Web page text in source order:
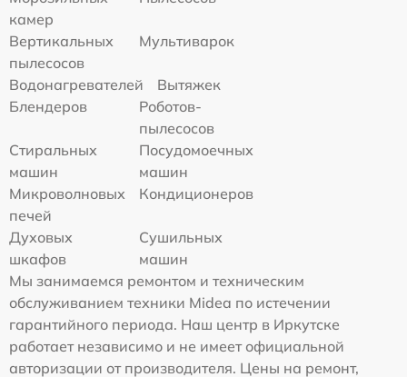
камер
Вертикальных
пылесосов
Мультиварок
Водонагревателей
Вытяжек
Блендеров
Роботов-
пылесосов
Стиральных
машин
Посудомоечных
машин
Микроволновых
печей
Кондиционеров
Духовых
шкафов
Сушильных
машин
Мы занимаемся ремонтом и техническим
обслуживанием техники Midea по истечении
гарантийного периода. Наш центр в Иркутске
работает независимо и не имеет официальной
авторизации от производителя. Цены на ремонт,